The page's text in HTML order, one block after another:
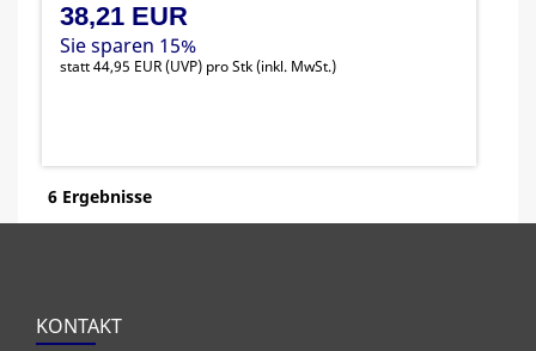
38,21 EUR
Sie sparen 15%
statt44,95 EUR(UVP) pro Stk (inkl. MwSt.)
6 Ergebnisse
KONTAKT